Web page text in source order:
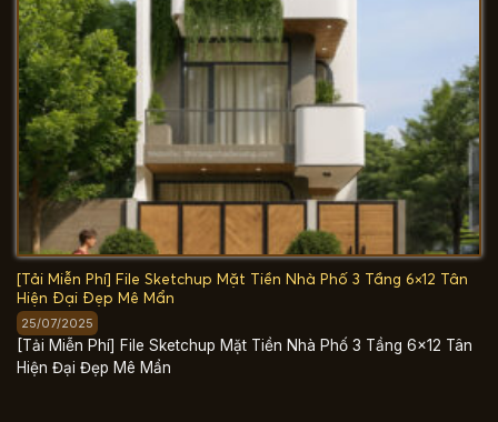
[Tải Miễn Phí] File Sketchup Mặt Tiền Nhà Phố 3 Tầng 6×12 Tân
Hiện Đại Đẹp Mê Mẩn
25/07/2025
[Tải Miễn Phí] File Sketchup Mặt Tiền Nhà Phố 3 Tầng 6×12 Tân
Hiện Đại Đẹp Mê Mẩn